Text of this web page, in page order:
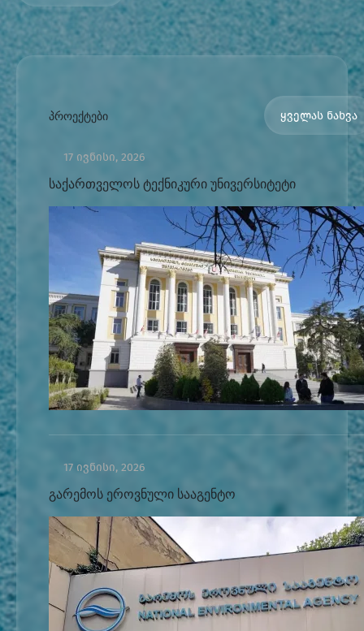
პროექტები ყველას ნახვა
17 ივნისი, 2026
საქართველოს ტექნიკური უნივერსიტეტი
17 ივნისი, 2026
გარემოს ეროვნული სააგენტო